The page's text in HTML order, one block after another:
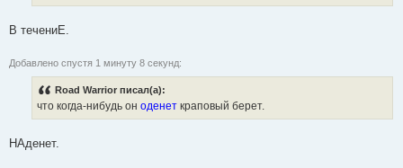
В течениЕ.
Добавлено спустя 1 минуту 8 секунд:
Road Warrior писал(а):
что когда-нибудь он оденет краповый берет.
НАденет.